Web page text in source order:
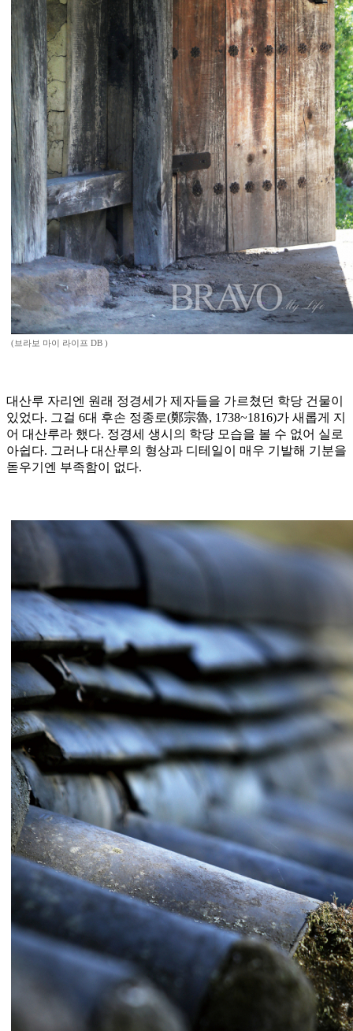
(브라보 마이 라이프 DB )
대산루 자리엔 원래 정경세가 제자들을 가르쳤던 학당 건물이
있었다. 그걸 6대 후손 정종로(鄭宗魯, 1738~1816)가 새롭게 지
어 대산루라 했다. 정경세 생시의 학당 모습을 볼 수 없어 실로
아쉽다. 그러나 대산루의 형상과 디테일이 매우 기발해 기분을
돋우기엔 부족함이 없다.